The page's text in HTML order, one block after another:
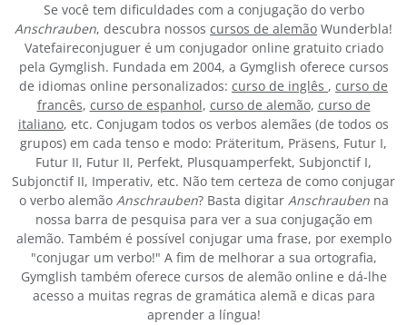
Se você tem dificuldades com a conjugação do verbo
Anschrauben, descubra nossos cursos de alemão Wunderbla!
Vatefaireconjuguer é um conjugador online gratuito criado
pela Gymglish. Fundada em 2004, a Gymglish oferece cursos
de idiomas online personalizados: curso de inglês , curso de
francês, curso de espanhol, curso de alemão, curso de
italiano, etc. Conjugam todos os verbos alemães (de todos os
grupos) em cada tenso e modo: Präteritum, Präsens, Futur I,
Futur II, Futur II, Perfekt, Plusquamperfekt, Subjonctif I,
Subjonctif II, Imperativ, etc. Não tem certeza de como conjugar
o verbo alemão Anschrauben? Basta digitar Anschraubenna
nossa barra de pesquisa para ver a sua conjugação em
alemão. Também é possível conjugar uma frase, por exemplo
"conjugar um verbo!" A fim de melhorar a sua ortografia,
Gymglish também oferece cursos de alemão online e dá-lhe
acesso a muitas regras de gramática alemã e dicas para
aprender a língua!